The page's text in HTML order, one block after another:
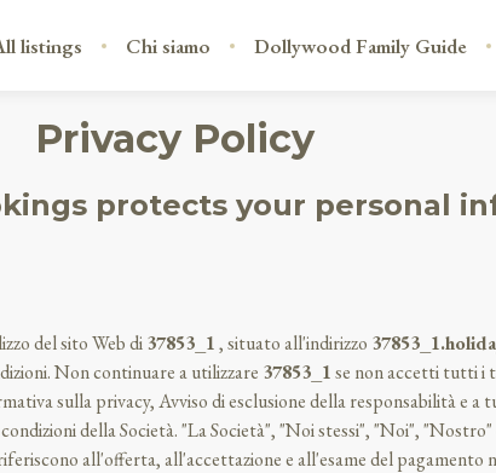
listings Chi siamo Dollywood Family Guide
Privacy Policy
protects your personal
del sito Web di37853_1, situato all'indirizzo
Non continuare a utilizzare 37853_1se non accetti tutti i
sulla privacy, Avviso di esclusione della responsabilità e
della Società. "La Società", "Noi stessi", "Noi",
all'offerta, all'accettazione e all'esame del pagamento